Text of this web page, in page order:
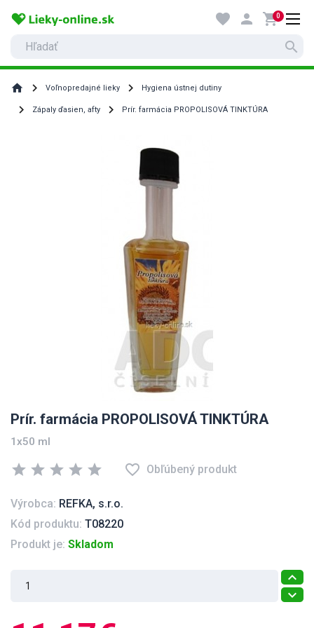
search
favorite person shopping_cart0
home Voľnopredajné lieky Hygiena ústnej dutiny
Zápaly ďasien, afty Prír. farmácia PROPOLISOVÁ TINKTÚRA
Prír. farmácia PROPOLISOVÁ TINKTÚRA
1x50 ml
star star star star star favorite_border Obľúbený produkt
Výrobca: REFKA, s.r.o.
Kód produktu: T08220
Produkt je: Skladom